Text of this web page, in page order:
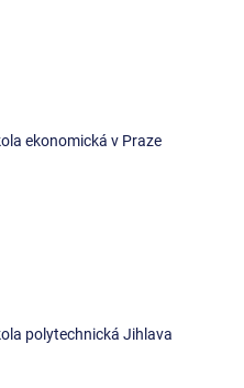
ekonomická v Praze
polytechnická Jihlava